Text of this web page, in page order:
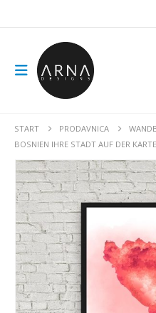
START PRODAVNICA
BOSNIEN IHRE STADT AUF DER